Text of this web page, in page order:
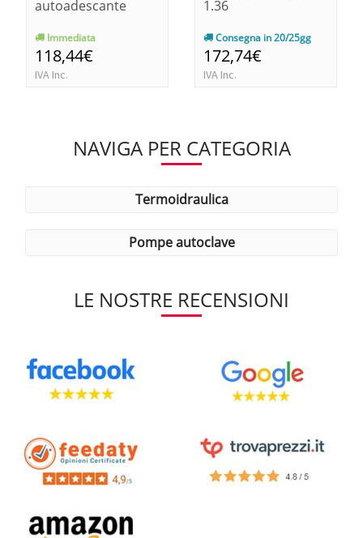
autoadescante
Immediata
118,44€
IVA Inc.
1.36
Consegna in 20/25gg
172,74€
IVA Inc.
NAVIGA PER CATEGORIA
termoidraulica
pompe autoclave
LE NOSTRE RECENSIONI